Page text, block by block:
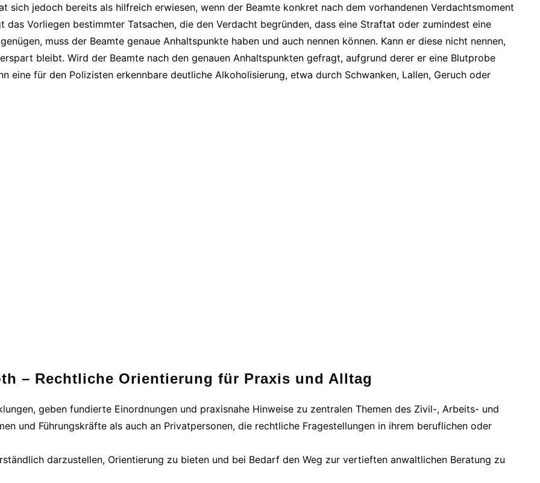
sich jedoch bereits als hilfreich erwiesen, wenn der Beamte konkret nach dem vorhandenen Verdachtsmoment
Vorliegen bestimmter Tatsachen, die den Verdacht begründen, dass eine Straftat oder zumindest eine
muss der Beamte genaue Anhaltspunkte haben und auch nennen können. Kann er diese nicht nennen,
bleibt. Wird der Beamte nach den genauen Anhaltspunkten gefragt, aufgrund derer er eine Blutprobe
eine für den Polizisten erkennbare deutliche Alkoholisierung, etwa durch Schwanken, Lallen, Geruch oder
– Rechtliche Orientierung für Praxis und Alltag
geben fundierte Einordnungen und praxisnahe Hinweise zu zentralen Themen des Zivil-, Arbeits- und
und Führungskräfte als auch an Privatpersonen, die rechtliche Fragestellungen in ihrem beruflichen oder
darzustellen, Orientierung zu bieten und bei Bedarf den Weg zur vertieften anwaltlichen Beratung zu